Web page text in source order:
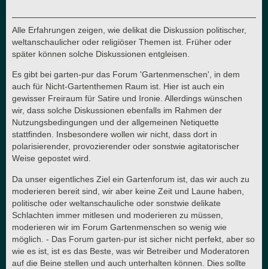
Alle Erfahrungen zeigen, wie delikat die Diskussion politischer,
weltanschaulicher oder religiöser Themen ist. Früher oder
später können solche Diskussionen entgleisen.
Es gibt bei garten-pur das Forum 'Gartenmenschen', in dem
auch für Nicht-Gartenthemen Raum ist. Hier ist auch ein
gewisser Freiraum für Satire und Ironie. Allerdings wünschen
wir, dass solche Diskussionen ebenfalls im Rahmen der
Nutzungsbedingungen und der allgemeinen Netiquette
stattfinden. Insbesondere wollen wir nicht, dass dort in
polarisierender, provozierender oder sonstwie agitatorischer
Weise gepostet wird.
Da unser eigentliches Ziel ein Gartenforum ist, das wir auch zu
moderieren bereit sind, wir aber keine Zeit und Laune haben,
politische oder weltanschauliche oder sonstwie delikate
Schlachten immer mitlesen und moderieren zu müssen,
moderieren wir im Forum Gartenmenschen so wenig wie
möglich. - Das Forum garten-pur ist sicher nicht perfekt, aber so
wie es ist, ist es das Beste, was wir Betreiber und Moderatoren
auf die Beine stellen und auch unterhalten können. Dies sollte